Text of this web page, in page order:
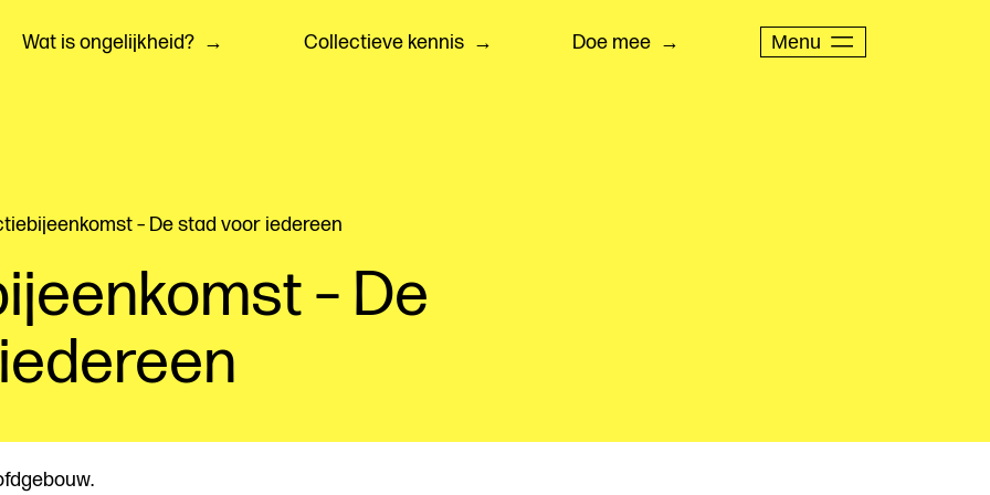
Wat is ongelijkheid? Collectieve kennis Doe mee Menu
– De stad voor iedereen
– De